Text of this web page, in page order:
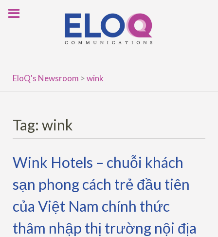
EloQ's Newsroom >wink
Tag:wink
Wink Hotels – chuỗi khách
sạn phong cách trẻ đầu tiên
của Việt Nam chính thức
thâm nhập thị trường nội địa